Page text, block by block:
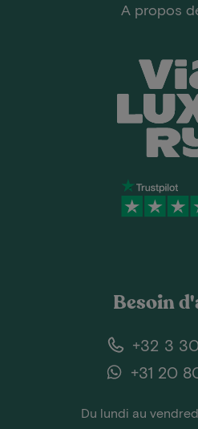
A propos
Besoin
+32 3
+31 20
Du lundi au